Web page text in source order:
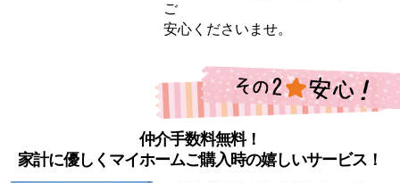
ご
安心くださいませ。
仲介手数料無料！
家計に優しくマイホームご購入時の嬉しいサービス！